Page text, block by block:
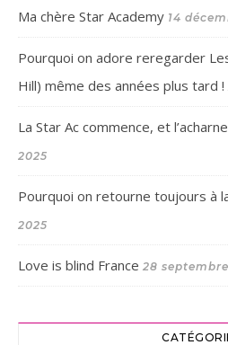
Ma chère Star Academy 14
Pourquoi on adore reregarder
Hill) même des années plus tard !
La Star Ac commence, et
2025
Pourquoi on retourne toujours à
2025
Love is blind France 28